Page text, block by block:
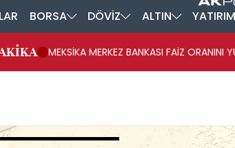
BORSA DÖVİZ ALTIN
MEKSİKA MERKEZ BANKASI FAİZ ORANINI